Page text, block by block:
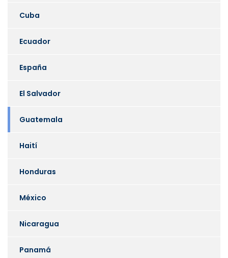
Cuba
Ecuador
España
El Salvador
Guatemala
Haití
Honduras
México
Nicaragua
Panamá